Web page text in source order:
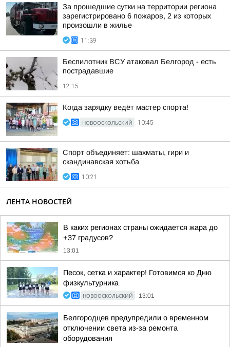
За прошедшие сутки на территории региона
зарегистрировано 6 пожаров, 2 из которых
произошли в жилье
11:39
Беспилотник ВСУ атаковал Белгород - есть
пострадавшие
12:15
Когда зарядку ведёт мастер спорта!
НОВООСКОЛЬСКИЙ 10:45
Спорт объединяет: шахматы, гири и
скандинавская хотьба
10:21
ЛЕНТА НОВОСТЕЙ
В каких регионах страны ожидается жара до
+37 градусов?
13:01
Песок, сетка и характер! Готовимся ко Дню
физкультурника
НОВООСКОЛЬСКИЙ 13:01
Белгородцев предупредили о временном
отключении света из-за ремонта
оборудования